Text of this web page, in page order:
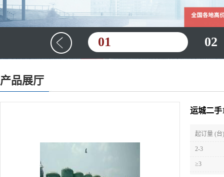
01 02
产品展厅
运城二手
起订量 (台)
2-3
≥3